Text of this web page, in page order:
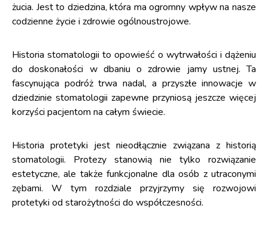
żucia. Jest to dziedzina, która ma ogromny wpływ na nasze
codzienne życie i zdrowie ogólnoustrojowe.
Historia stomatologii to opowieść o wytrwałości i dążeniu
do doskonałości w dbaniu o zdrowie jamy ustnej. Ta
fascynująca podróż trwa nadal, a przyszłe innowacje w
dziedzinie stomatologii zapewne przyniosą jeszcze więcej
korzyści pacjentom na całym świecie.
Historia protetyki jest nieodłącznie związana z historią
stomatologii. Protezy stanowią nie tylko rozwiązanie
estetyczne, ale także funkcjonalne dla osób z utraconymi
zębami. W tym rozdziale przyjrzymy się rozwojowi
protetyki od starożytności do współczesności.